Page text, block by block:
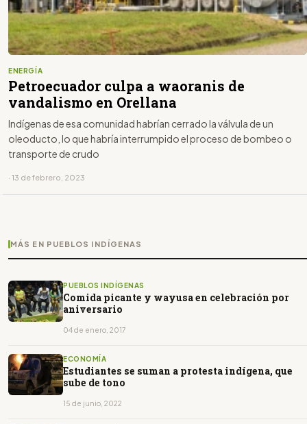
ENERGÍA
Petroecuador culpa a waoranis de
vandalismo en Orellana
Indígenas de esa comunidad habrían cerrado la válvula de un
oleoducto, lo que habría interrumpido el proceso de bombeo o
transporte de crudo
· 13 de febrero, 2023
MÁS EN PUEBLOS INDÍGENAS
PUEBLOS INDÍGENAS
Comida picante y wayusa en celebración por
aniversario
04 de enero, 2017
ECONOMÍA
Estudiantes se suman a protesta indígena, que
sube de tono
15 de junio, 2022